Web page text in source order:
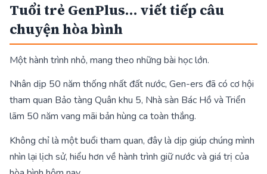
Tuổi trẻ GenPlus… viết tiếp câu
chuyện hòa bình
Một hành trình nhỏ, mang theo những bài học lớn.
Nhân dịp 50 năm thống nhất đất nước, Gen-ers đã có cơ hội
tham quan Bảo tàng Quân khu 5, Nhà sàn Bác Hồ và Triển
lãm 50 năm vang mãi bản hùng ca toàn thắng.
Không chỉ là một buổi tham quan, đây là dịp giúp chúng mình
nhìn lại lịch sử, hiểu hơn về hành trình giữ nước và giá trị của